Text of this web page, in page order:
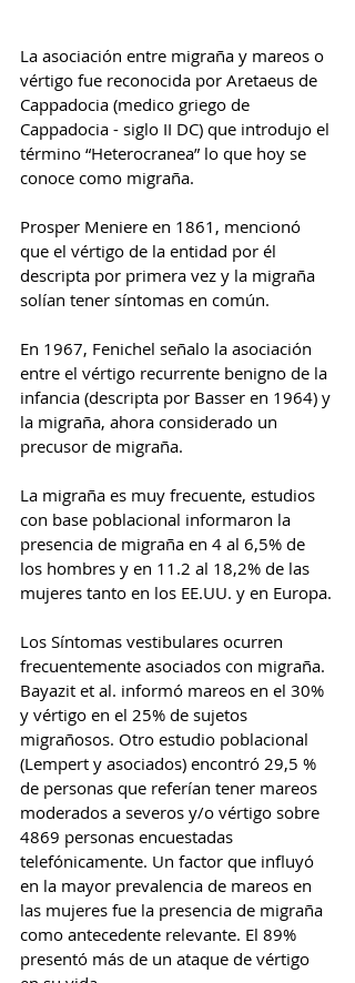
La asociación entre migraña y mareos o
vértigo fue reconocida por Aretaeus de
Cappadocia (medico griego de
Cappadocia - siglo II DC) que introdujo el
término “Heterocranea” lo que hoy se
conoce como migraña.
Prosper Meniere en 1861, mencionó
que el vértigo de la entidad por él
descripta por primera vez y la migraña
solían tener síntomas en común.
En 1967, Fenichel señalo la asociación
entre el vértigo recurrente benigno de la
infancia (descripta por Basser en 1964) y
la migraña, ahora considerado un
precusor de migraña.
La migraña es muy frecuente, estudios
con base poblacional informaron la
presencia de migraña en 4 al 6,5% de
los hombres y en 11.2 al 18,2% de las
mujeres tanto en los EE.UU. y en Europa.
Los Síntomas vestibulares ocurren
frecuentemente asociados con migraña.
Bayazit et al. informó mareos en el 30%
y vértigo en el 25% de sujetos
migrañosos. Otro estudio poblacional
(Lempert y asociados) encontró 29,5 %
de personas que referían tener mareos
moderados a severos y/o vértigo sobre
4869 personas encuestadas
telefónicamente. Un factor que influyó
en la mayor prevalencia de mareos en
las mujeres fue la presencia de migraña
como antecedente relevante. El 89%
presentó más de un ataque de vértigo